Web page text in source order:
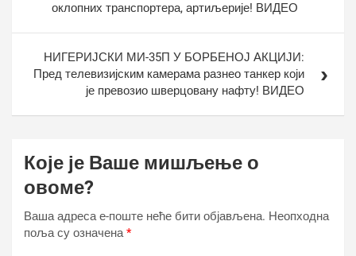
оклопних транспортера, артиљерије! ВИДЕО
НИГЕРИЈСКИ МИ-35П У БОРБЕНОЈ АКЦИЈИ:
Пред телевизијским камерама разнео танкер који
је превозио шверцовану нафту! ВИДЕО
Које је Ваше мишљење о
овоме?
Ваша адреса е-поште неће бити објављена. Неопходна
поља су означена*